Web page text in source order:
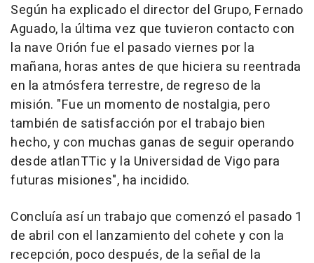
Según ha explicado el director del Grupo, Fernado
Aguado, la última vez que tuvieron contacto con
la nave Orión fue el pasado viernes por la
mañana, horas antes de que hiciera su reentrada
en la atmósfera terrestre, de regreso de la
misión. "Fue un momento de nostalgia, pero
también de satisfacción por el trabajo bien
hecho, y con muchas ganas de seguir operando
desde atlanTTic y la Universidad de Vigo para
futuras misiones", ha incidido.
Concluía así un trabajo que comenzó el pasado 1
de abril con el lanzamiento del cohete y con la
recepción, poco después, de la señal de la